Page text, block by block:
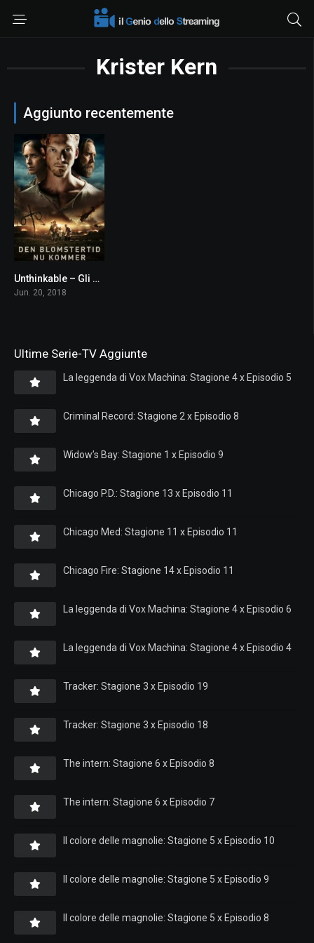
Krister Kern
Aggiunto recentemente
6.2
Unthinkable – Gli ultimi sopravvissuti
Jun. 20, 2018
Ultime Serie-TV Aggiunte
La leggenda di Vox Machina: Stagione 4 x Episodio 5
Criminal Record: Stagione 2 x Episodio 8
Widow’s Bay: Stagione 1 x Episodio 9
Chicago P.D.: Stagione 13 x Episodio 11
Chicago Med: Stagione 11 x Episodio 11
Chicago Fire: Stagione 14 x Episodio 11
La leggenda di Vox Machina: Stagione 4 x Episodio 6
La leggenda di Vox Machina: Stagione 4 x Episodio 4
Tracker: Stagione 3 x Episodio 19
Tracker: Stagione 3 x Episodio 18
The intern: Stagione 6 x Episodio 8
The intern: Stagione 6 x Episodio 7
Il colore delle magnolie: Stagione 5 x Episodio 10
Il colore delle magnolie: Stagione 5 x Episodio 9
Il colore delle magnolie: Stagione 5 x Episodio 8